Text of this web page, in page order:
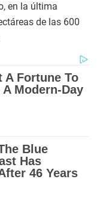
en la última
de las 600